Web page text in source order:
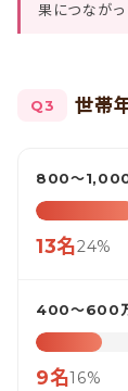
果につながっ
Q3 世帯
800〜1,000
13名24%
400〜600
9名16%